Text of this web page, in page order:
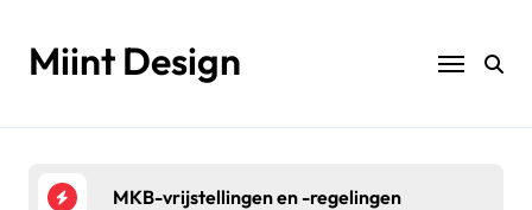
inhoudMiint Design
Belasting voor VOF’s